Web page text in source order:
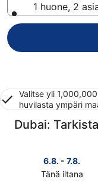
1 huone, 2
Valitse yli
huvilasta ympäri
Dubai:
6.8. - 7.8.
Tänä iltana